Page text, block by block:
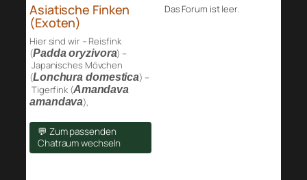
Asiatische Finken
(Exoten)
Hier sind wir – Reisfink
(Padda oryzivora) –
Japanisches Mövchen
(Lonchura domestica) –
Tigerfink (Amandava
amandava),
💬 Zum passenden
Chatraum wechseln
Das Forum ist leer.